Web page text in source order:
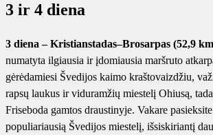
3 ir 4 diena
3 diena – Kristianstadas–Brosarpas (52,9
numatyta ilgiausia ir įdomiausia maršruto
gėrėdamiesi Švedijos kaimo kraštovaizdžiu,
rapsų laukus ir viduramžių miestelį Ohiusą,
Friseboda gamtos draustinyje. Vakare
populiariausią Švedijos miestelį, išsiskiriantį